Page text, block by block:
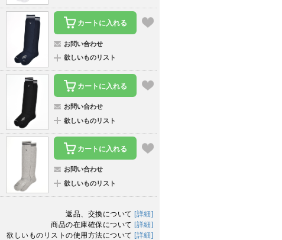
カートに入れる
お問い合わせ
欲しいものリスト
カートに入れる
お問い合わせ
欲しいものリスト
カートに入れる
お問い合わせ
欲しいものリスト
返品、交換について [詳細]
商品の在庫確保について [詳細]
欲しいものリストの使用方法について [詳細]